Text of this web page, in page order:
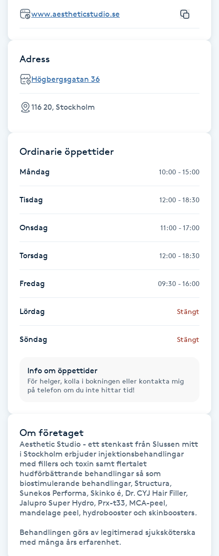
HIFU
Hollywood Peel
Hot Stone Massage
Hot yoga
Hårvård
Hälsa
Hälsprickor
Idrottsmassage
IPL hårborttagning
www.aestheticstudio.se
Adress
Högbergsgatan 36
116 20, Stockholm
Ordinarie öppettider
Måndag 10:00 - 15:00
Tisdag 12:00 - 18:30
Onsdag 11:00 - 17:00
Torsdag 12:00 - 18:30
Fredag 09:30 - 16:00
Lördag Stängt
Söndag Stängt
Info om öppettider
För helger, kolla i bokningen eller kontakta mig
på telefon om du inte hittar tid!
Om företaget
Aesthetic Studio - ett stenkast från Slussen mitt
i Stockholm erbjuder injektionsbehandlingar
med fillers och toxin samt flertalet
hudförbättrande behandlingar så som
biostimulerande behandlingar, Structura,
Sunekos Performa, Skinko é, Dr. CYJ Hair Filler,
Jalupro Super Hydro, Prx-t33, MCA-peel,
mandelage peel, hydrobooster och skinboosters.
Behandlingen görs av legitimerad sjuksköterska
med många års erfarenhet.